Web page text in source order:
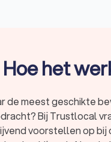
en afwijkend
van een persoon, vaak
zich niet veilig voelt in
inhuren van
Hoe het
de meest geschikte
Bij Trustlocal
voorstellen op bij